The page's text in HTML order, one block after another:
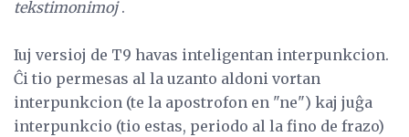
tekstimonimoj.
Iuj versioj de T9 havas inteligentan interpunkcion.
Ĉi tio permesas al la uzanto aldoni vortan
interpunkcion (te la apostrofon en "ne") kaj juĝa
interpunkcio (tio estas, periodo al la fino de frazo)